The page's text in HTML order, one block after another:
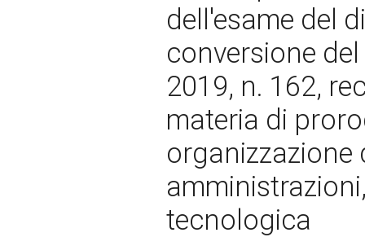
dell'esame del
conversione
2019, n. 162,
materia di
organizzazione
tecnologica